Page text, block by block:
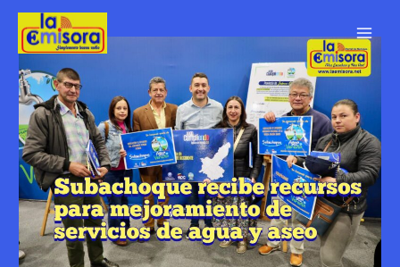
contenido
Main